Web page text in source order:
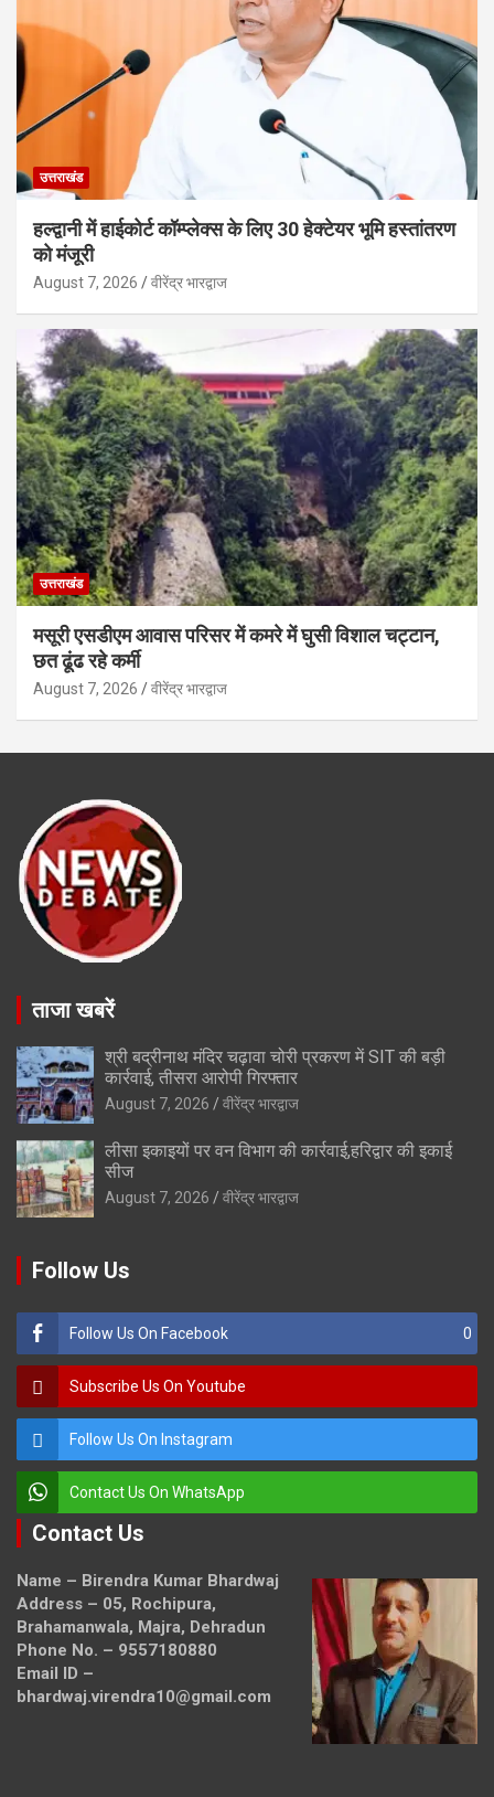
उत्तराखंड
हल्द्वानी में हाईकोर्ट कॉम्प्लेक्स के लिए 30 हेक्टेयर भूमि हस्तांतरण
को मंजूरी
August 7, 2026 वीरेंद्र भारद्वाज
उत्तराखंड
मसूरी एसडीएम आवास परिसर में कमरे में घुसी विशाल चट्टान,
छत ढूंढ रहे कर्मी
August 7, 2026 वीरेंद्र भारद्वाज
ताजा खबरें
श्री बद्रीनाथ मंदिर चढ़ावा चोरी प्रकरण में SIT की बड़ी
कार्रवाई, तीसरा आरोपी गिरफ्तार
August 7, 2026 वीरेंद्र भारद्वाज
लीसा इकाइयों पर वन विभाग की कार्रवाई,हरिद्वार की इकाई
सीज
August 7, 2026 वीरेंद्र भारद्वाज
Follow Us
Follow Us On Facebook 0
Subscribe Us On Youtube
Follow Us On Instagram
Contact Us On WhatsApp
Contact Us
Name – Birendra Kumar Bhardwaj
Address – 05, Rochipura,
Brahamanwala, Majra, Dehradun
Phone No. – 9557180880
Email ID –
bhardwaj.virendra10@gmail.com